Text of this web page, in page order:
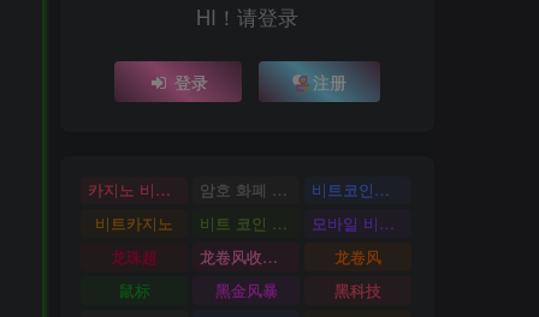
HI！请登录
登录 注册
카지노 비트코인 암호 화폐 카지노
비트코인카지노
비트카지노
비트 코인 온라인 카지노
모바일 비트 코인 카지노
龙珠超
龙卷风收音机
龙卷风
鼠标
黑金风暴
黑科技